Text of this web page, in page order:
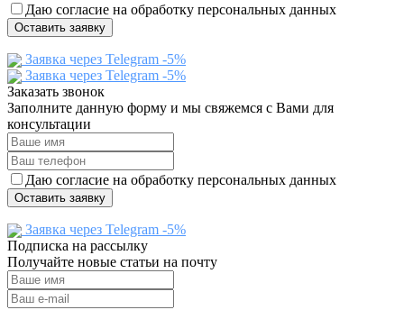
Даю согласие на обработку персональных данных
Оставить заявку
Заявка через Telegram -5%
Заявка через Telegram -5%
Заказать звонок
Заполните данную форму и мы свяжемся с Вами для
консультации
Даю согласие на обработку персональных данных
Оставить заявку
Заявка через Telegram -5%
Подписка на рассылку
Получайте новые статьи на почту